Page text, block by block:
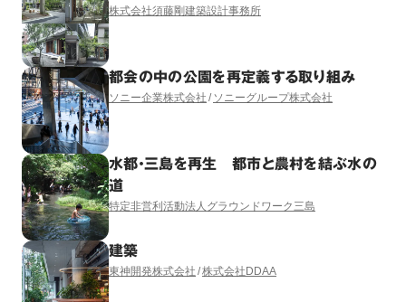
株式会社須藤剛建築設計事務所
都会の中の公園を再定義する取り組み
ソニー企業株式会社 ソニーグループ株式会社
水都・三島を再生 都市と農村を結ぶ水の
道
特定非営利活動法人グラウンドワーク三島
建築
東神開発株式会社 株式会社DDAA